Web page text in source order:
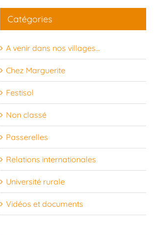
24 25 26
4
Catégories
A venir dans nos villages…
Chez Marguerite
Festisol
Non classé
Passerelles
Relations internationales
Université rurale
Vidéos et documents